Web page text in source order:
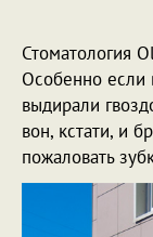
Стоматология
Особенно если
выдирали
вон, кстати, и
пожаловать